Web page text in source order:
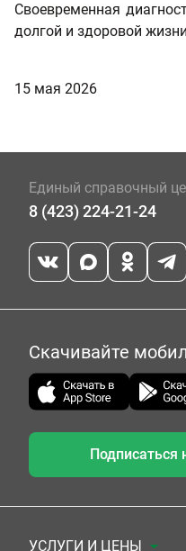
Своевременная
долгой и здоровой
15 мая 2026
Единый справочный
8 (423) 224-21-24
Скачивайте
Подписаться
УСЛУГИ И ЦЕНЫ